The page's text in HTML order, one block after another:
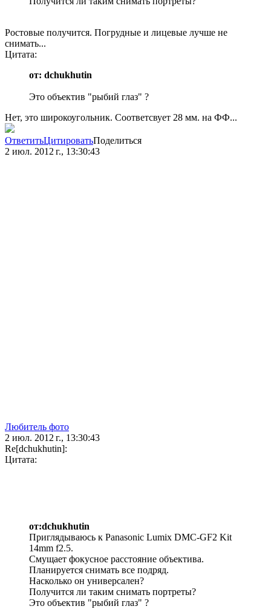
Ростовые получится. Погрудные и лицевые лучше не
снимать...
Цитата:
от: dchukhutin
Это объектив "рыбий глаз" ?
Нет, это широкоугольник. Соответсвует 28 мм. на ФФ...
ОтветитьЦитироватьПоделиться
2 июл. 2012 г., 13:30:43
Любитель фото
2 июл. 2012 г., 13:30:43
Re[dchukhutin]:
Цитата:
от:dchukhutin
Приглядываюсь к Panasonic Lumix DMC-GF2 Kit
14mm f2.5.
Смущает фокусное расстояние объектива.
Планируется снимать все подряд.
Насколько он универсален?
Получится ли таким снимать портреты?
Это объектив "рыбий глаз" ?